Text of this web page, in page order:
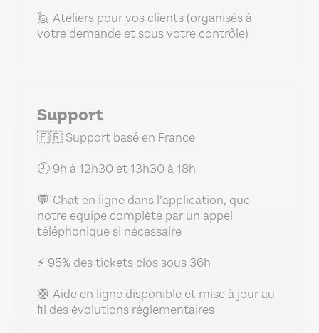
🙋 Ateliers pour vos clients (organisés à
votre demande et sous votre contrôle)
Support
🇫🇷 Support basé en France
🕘 9h à 12h30 et 13h30 à 18h
💬 Chat en ligne dans l’application, que
notre équipe complète par un appel
téléphonique si nécessaire
⚡ 95% des tickets clos sous 36h
🛟 Aide en ligne disponible et mise à jour au
fil des évolutions réglementaires